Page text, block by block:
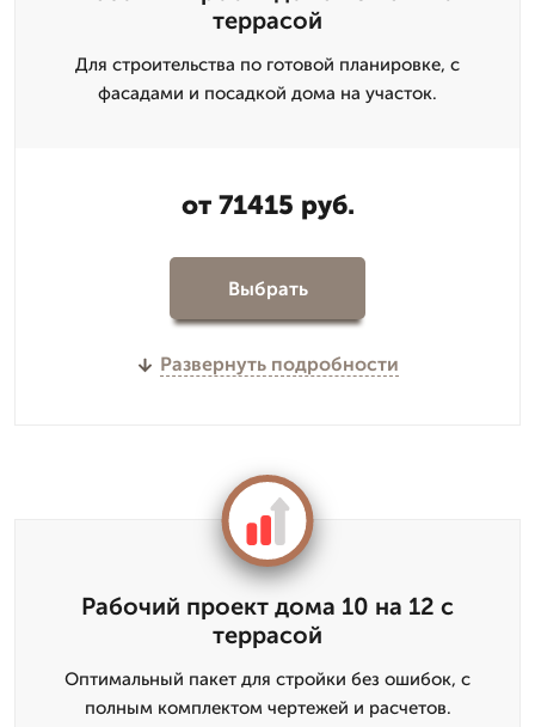
террасой
Для строительства по готовой планировке, с
фасадами и посадкой дома на участок.
от 71415 руб.
Выбрать
Развернуть подробности
Рабочий проект дома 10 на 12 с
террасой
Оптимальный пакет для стройки без ошибок, с
полным комплектом чертежей и расчетов.